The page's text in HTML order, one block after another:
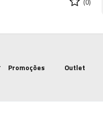
Promoções Outlet